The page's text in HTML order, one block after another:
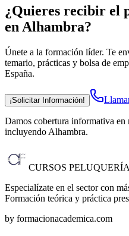
¿Quieres recibir el
en Alhambra?
Únete a la formación líder. Te
temario, prácticas y bolsa de
España.
¡Solicitar Información!
Damos cobertura informativa en
incluyendo Alhambra.
CURSOS
Especialízate en el sector con
Formación teórica y práctica
by formacionacademica.com